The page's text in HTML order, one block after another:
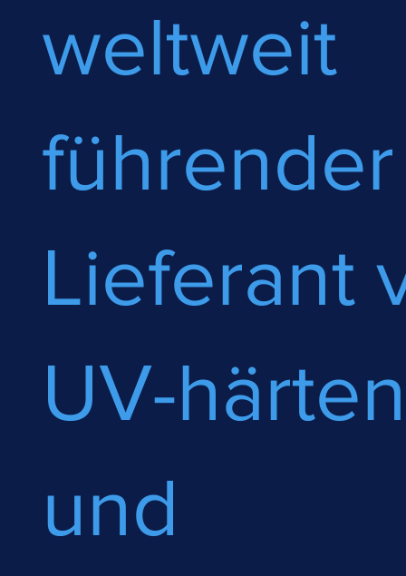
weltweit
führender
Lieferant
UV-
und